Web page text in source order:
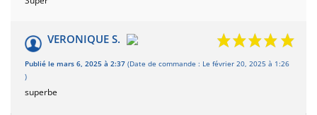
VERONIQUE S.
Publié le mars 6, 2025 à 2:37 (Date de commande : Le février 20, 2025 à 1:26
)
superbe